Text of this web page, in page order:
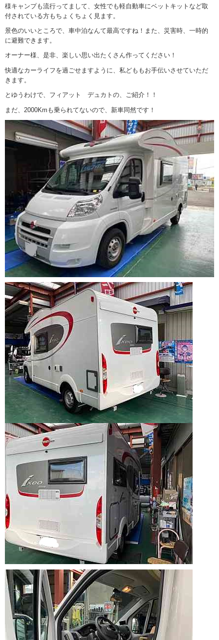
様キャンプも流行ってまして、女性でも軽自動車にベットキットなど取
付されている方もちょくちょく見ます。
景色のいいところで、車中泊なんて最高ですね！また、災害時、一時的
に避難できます。
オーナー様、是非、楽しい思い出たくさん作ってください！
快適なカーライフを過ごせますように、私どももお手伝いさせていただ
きます。
とゆうわけで、フィアット デュカトの、ご紹介！！
まだ、2000Kmも乗られてないので、新車同然です！